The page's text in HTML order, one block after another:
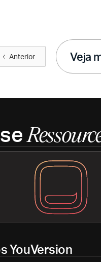
Anterior Veja
YouVersion